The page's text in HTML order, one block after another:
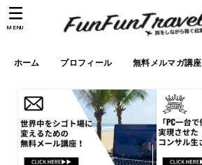
ホーム プロフィール 無料メルマガ講座
MENU